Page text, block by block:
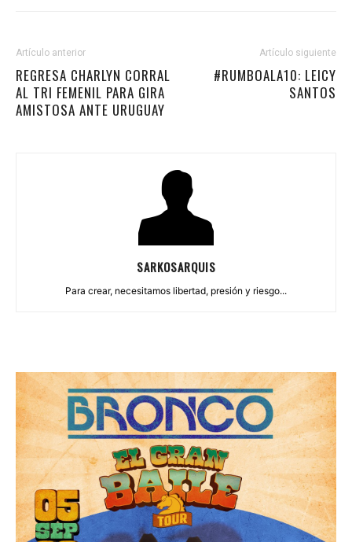
Artículo anterior
REGRESA CHARLYN CORRAL
AL TRI FEMENIL PARA GIRA
AMISTOSA ANTE URUGUAY
Artículo siguiente
#RUMBOALA10: LEICY
SANTOS
SARKOSARQUIS
Para crear, necesitamos libertad, presión y riesgo...